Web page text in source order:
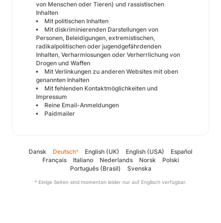
von Menschen oder Tieren) und rassistischen
Inhalten
Mit politischen Inhalten
Mit diskriminierenden Darstellungen von
Personen, Beleidigungen, extremistischen,
radikalpolitischen oder jugendgefährdenden
Inhalten, Verharmlosungen oder Verherrlichung von
Drogen und Waffen
Mit Verlinkungen zu anderen Websites mit oben
genannten Inhalten
Mit fehlenden Kontaktmöglichkeiten und
Impressum
Reine Email-Anmeldungen
Paidmailer
Dansk Deutsch* English (UK) English (USA)
Español
Français
Italiano Nederlands Norsk
Polski
Português (Brasil)
Svenska
* Einige Seiten sind momentan leider nur auf Englisch verfügbar.